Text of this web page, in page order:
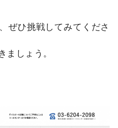
ぜひ挑戦してみてくださ
ましょう。